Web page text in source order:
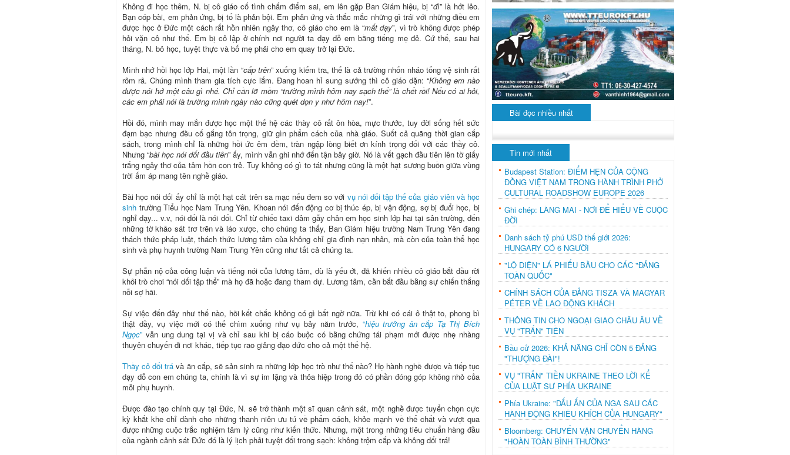
Không đi học thêm, N. bị cô giáo cố tình chấm điểm sai, em lên gặp Ban Giám hiệu, bị “đì” là hớt lẻo.
Bạn cóp bài, em phản ứng, bị tố là phản bội. Em phản ứng và thắc mắc những gì trái với những điều em
được học ở Đức một cách rất hồn nhiên ngây thơ, cô giáo cho em là “mất dạy”, vì trò không được phép
hỏi vặn cô như thế. Em bị cô lập ở chính nơi người ta dạy dỗ em bằng tiếng mẹ đẻ. Cứ thế, sau hai
tháng, N. bỏ học, tuyệt thực và bố mẹ phải cho em quay trở lại Đức.
Mình nhớ hồi học lớp Hai, một lần “cấp trên” xuống kiểm tra, thế là cả trường nhốn nháo tổng vệ sinh rất
rôm rả. Chúng mình tham gia tích cực lắm. Đang hoan hỉ sung sướng thì cô giáo dặn: “Không em nào
được nói hớ một câu gì nhé. Chỉ cần lỡ mồm “trường mình hôm nay sạch thế” là chết rồi! Nếu có ai hỏi,
các em phải nói là trường mình ngày nào cũng quét dọn y như hôm nay!”.
Hồi đó, mình may mắn được học một thế hệ các thày cô rất ôn hòa, mực thước, tuy đời sống hết sức
đạm bạc nhưng đều cố gắng tôn trọng, giữ gìn phẩm cách của nhà giáo. Suốt cả quãng thời gian cắp
sách, trong mình chỉ là những hồi ức êm đềm, tràn ngập lòng biết ơn kính trọng đối với các thầy cô.
Nhưng “bài học nói dối đầu tiên” ấy, mình vẫn ghi nhớ đến tận bây giờ. Nó là vết gạch đầu tiên lên tờ giấy
trắng ngây thơ của tâm hồn con trẻ. Tuy không có gì to tát nhưng cũng là một hạt sương buồn giữa vùng
trời ấm áp mang tên nghề giáo.
Bài học nói dối ấy chỉ là một hạt cát trên sa mạc nếu đem so với vụ nói dối tập thể của giáo viên và học
sinh trường Tiểu học Nam Trung Yên. Khoan nói đến động cơ bị thúc ép, bị vận động, sợ bị đuổi học, bị
nghỉ dạy... v.v, nói dối là nói dối. Chỉ từ chiếc taxi đâm gẫy chân em học sinh lớp hai tại sân trường, đến
những tờ khảo sát trơ trẽn và láo xược, cho chúng ta thấy, Ban Giám hiệu trường Nam Trung Yên đang
thách thức pháp luật, thách thức lương tâm của không chỉ gia đình nạn nhân, mà còn của toàn thể học
sinh và phụ huynh trường Nam Trung Yên cũng như tất cả chúng ta.
Sự phẫn nộ của công luận và tiếng nói của lương tâm, dù là yếu ớt, đã khiến nhiều cô giáo bắt đầu rời
khỏi trò chơi “nói dối tập thể” mà họ đã hoặc đang tham dự. Lương tâm, cần bắt đầu bằng sự chiến thắng
nỗi sợ hãi.
Sự việc đến đây như thế nào, hồi kết chắc không có gì bất ngờ nữa. Trừ khi có cái ô thật to, phong bì
thật dầy, vụ việc mới có thể chìm xuống như vụ bảy năm trước, “hiệu trưởng ăn cắp Tạ Thị Bích
Ngọc” vẫn ung dung tại vị và chỉ sau khi bị cáo buộc có bằng chứng tái phạm mới được nhẹ nhàng
thuyên chuyển đi nơi khác, tiếp tục rao giảng đạo đức cho cả một thế hệ.
Thầy cô dối trá và ăn cắp, sẽ sản sinh ra những lớp học trò như thế nào? Họ hành nghề được và tiếp tục
dạy dỗ con em chúng ta, chính là vì sự im lặng và thỏa hiệp trong đó có phần đóng góp không nhỏ của
mỗi phụ huynh.
Được đào tạo chính quy tại Đức, N. sẽ trở thành một sĩ quan cảnh sát, một nghề được tuyển chọn cực
kỳ khắt khe chỉ dành cho những thanh niên ưu tú về phẩm cách, khỏe mạnh về thể chất và vượt qua
được những cuộc trắc nghiệm tâm lý cũng như kiến thức. Nhưng, một trong những tiêu chuẩn hàng đầu
của ngành cảnh sát Đức đó là lý lịch phải tuyệt đối trong sạch: không trộm cắp và không dối trá!
Bài đọc nhiều nhất
Tin mới nhất
Budapest Station: ĐIỂM HẸN CỦA CỘNG
ĐỒNG VIỆT NAM TRONG HÀNH TRÌNH PHỞ
CULTURAL ROADSHOW EUROPE 2026
Ghi chép: LÀNG MAI - NƠI ĐỂ HIỂU VỀ CUỘC
ĐỜI
Danh sách tỷ phú USD thế giới 2026:
HUNGARY CÓ 6 NGƯỜI
"LỘ DIỆN" LÁ PHIẾU BẦU CHO CÁC "ĐẢNG
TOÀN QUỐC"
CHÍNH SÁCH CỦA ĐẢNG TISZA VÀ MAGYAR
PÉTER VỀ LAO ĐỘNG KHÁCH
THÔNG TIN CHO NGOẠI GIAO CHÂU ÂU VỀ
VỤ "TRẤN" TIỀN
Bầu cử 2026: KHẢ NĂNG CHỈ CÒN 5 ĐẢNG
"THƯỢNG ĐÀI"!
VỤ "TRẤN" TIỀN UKRAINE THEO LỜI KỂ
CỦA LUẬT SƯ PHÍA UKRAINE
Phía Ukraine: "DẤU ẤN CỦA NGA SAU CÁC
HÀNH ĐỘNG KHIÊU KHÍCH CỦA HUNGARY"
Bloomberg: CHUYẾN VẬN CHUYỂN HÀNG
"HOÀN TOÀN BÌNH THƯỜNG"